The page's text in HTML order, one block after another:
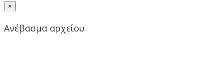
×
Ανέβασμα αρχείου